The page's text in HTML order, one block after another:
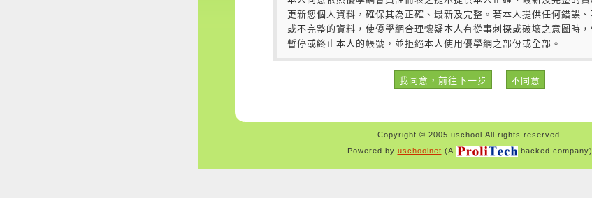
Copyright © 2005 uschool.All rights reserved.
Powered by uschoolnet (A backed company)